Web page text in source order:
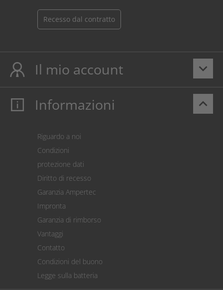
Recesso dal contratto
keyboard_arrow_down
Il mio account
Il mio account
Pagamento
Restituzione della merce
Calcolatore dei costi
Impostazioni dei cookie
keyboard_arrow_up
Informazioni
Riguardo a noi
Condizioni
protezione dati
Diritto di recesso
Garanzia Ampertec
Impronta
Garanzia di rimborso
Vantaggi
Contatto
Condizioni del buono
Legge sulla batteria